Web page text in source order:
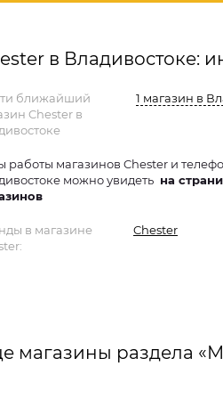
в Владивостоке:
ближайший
Chester в
1 магазин в
работы магазинов Chester и
можно увидеть на
в магазине
Chester
магазины раздела